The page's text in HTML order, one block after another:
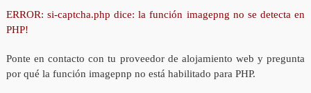
ERROR: si-captcha.php dice: la función imagepng no se detecta en
PHP!
Ponte en contacto con tu proveedor de alojamiento web y pregunta
por qué la función imagepnp no está habilitado para PHP.